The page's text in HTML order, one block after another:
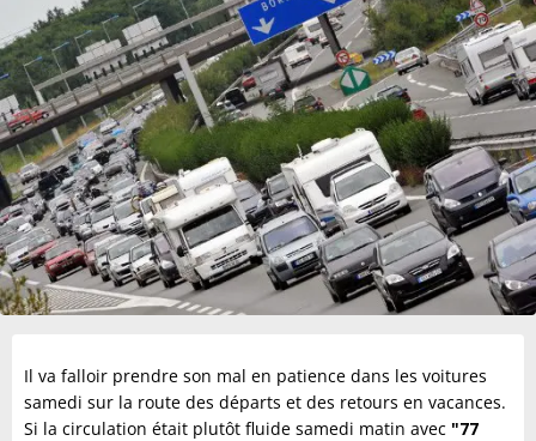
Il va falloir prendre son mal en patience dans les voitures
samedi sur la route des départs et des retours en vacances.
Si la circulation était plutôt fluide samedi matin avec "77